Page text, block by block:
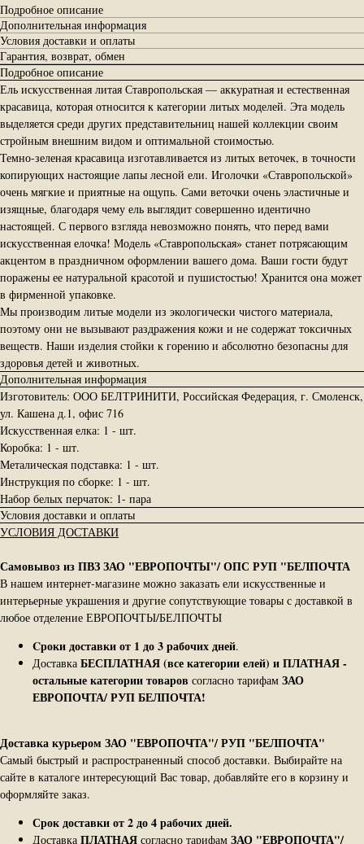
Подробное описание
Дополнительная информация
Условия доставки и оплаты
Гарантия, возврат, обмен
Подробное описание
Ель искусственная литая Ставропольская — аккуратная и естественная
красавица, которая относится к категории литых моделей. Эта модель
выделяется среди других представительниц нашей коллекции своим
стройным внешним видом и оптимальной стоимостью.
Темно-зеленая красавица изготавливается из литых веточек, в точности
копирующих настоящие лапы лесной ели. Иголочки «Ставропольской»
очень мягкие и приятные на ощупь. Сами веточки очень эластичные и
изящные, благодаря чему ель выглядит совершенно идентично
настоящей. С первого взгляда невозможно понять, что перед вами
искусственная елочка! Модель «Ставропольская» станет потрясающим
акцентом в праздничном оформлении вашего дома. Ваши гости будут
поражены ее натуральной красотой и пушистостью! Хранится она может
в фирменной упаковке.
Мы производим литые модели из экологически чистого материала,
поэтому они не вызывают раздражения кожи и не содержат токсичных
веществ. Наши изделия стойки к горению и абсолютно безопасны для
здоровья детей и животных.
Дополнительная информация
Изготовитель: ООО БЕЛТРИНИТИ, Российская Федерация, г. Смоленск,
ул. Кашена д.1, офис 716
Искусственная елка: 1 - шт.
Коробка: 1 - шт.
Металическая подставка: 1 - шт.
Инструкция по сборке: 1 - шт.
Набор белых перчаток: 1- пара
Условия доставки и оплаты
УСЛОВИЯ ДОСТАВКИ
Самовывоз из ПВЗ ЗАО "ЕВРОПОЧТЫ"/ ОПС РУП "БЕЛПОЧТА
В нашем интернет-магазине можно заказать ели искусственные и
интерьерные украшения и другие сопутствующие товары с доставкой в
любое отделение ЕВРОПОЧТЫ/БЕЛПОЧТЫ
Cроки доставки от 1 до 3 рабочих дней.
Доставка БЕСПЛАТНАЯ (все категории елей) и ПЛАТНАЯ -
остальные категории товаров согласно тарифам ЗАО
ЕВРОПОЧТА/ РУП БЕЛПОЧТА!
Доставка курьером ЗАО "ЕВРОПОЧТА"/ РУП "БЕЛПОЧТА"
Самый быстрый и распространенный способ доставки. Выбирайте на
сайте в каталоге интересующий Вас товар, добавляйте его в корзину и
оформляйте заказ.
Срок доставки от 2 до 4 рабочих дней.
Доставка ПЛАТНАЯ согласно тарифам ЗАО "ЕВРОПОЧТА"/